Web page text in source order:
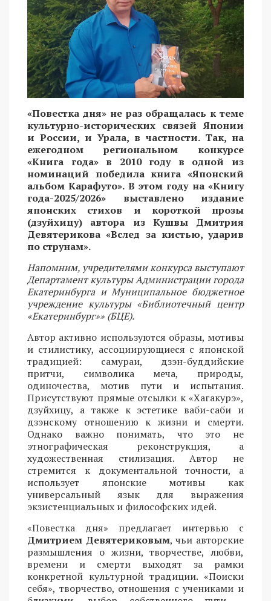
«Повестка дня» не раз обращалась к теме
культурно-исторических связей Японии
и России, и Урала, в частности. Так, на
ежегодном региональном конкурсе
«Книга года» в 2010 году в одной из
номинаций победила книга «Японский
альбом Карафуто». В этом году на «Книгу
года-2025/2026» выставлено издание
японских стихов и короткой прозы
(дзуйхицу) автора из Кушвы Дмитрия
Девятерикова «Вслед за кистью, ударив
по струнам».
Напомним, учредителями конкурса выступают
Департамент культуры Администрации города
Екатеринбурга и Муниципальное бюджетное
учреждение культуры «Библиотечный центр
«Екатеринбург»» (БЦЕ).
Автор активно используются образы, мотивы
и стилистику, ассоциирующиеся с японской
традицией: самураи, дзэн-буддийские
притчи, символика меча, природы,
одиночества, мотив пути и испытания.
Присутствуют прямые отсылки к «Хагакурэ»,
дзуйхицу, а также к эстетике ваби-саби и
дзэнскому отношению к жизни и смерти.
Однако важно понимать, что это не
этнографическая реконструкция, а
художественная стилизация. Автор не
стремится к документальной точности, а
использует японские мотивы как
универсальный язык для выражения
экзистенциальных и философских идей.
«Повестка дня» предлагает интервью с
Дмитрием Девятериковым, чьи авторские
размышления о жизни, творчестве, любви,
времени и смерти выходят за рамки
конкретной культурной традиции. «Поиски
себя», творчество, отношения с учениками и